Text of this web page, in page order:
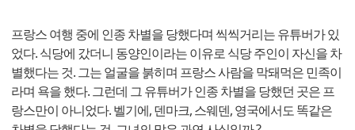
프랑스 여행 중에 인종 차별을 당했다며 씩씩거리는 유튜버가 있
었다. 식당에 갔더니 동양인이라는 이유로 식당 주인이 자신을 차
별했다는 것. 그는 얼굴을 붉히며 프랑스 사람을 막돼먹은 민족이
라며 욕을 했다. 그런데 그 유튜버가 인종 차별을 당했던 곳은 프
랑스만이 아니었다. 벨기에, 덴마크, 스웨덴, 영국에서도 똑같은